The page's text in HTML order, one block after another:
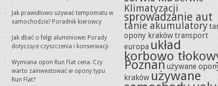
Jak prawidłowo używać tempomatu w
samochodzie? Poradnik kierowcy
Jak dbać o felgi aluminiowe: Porady
dotyczące czyszczenia i konserwacji
Wymiana opon Run Flat cena. Czy
warto zainwestować w opony typu
Run Flat?
Klimatyzacji
sprowadzanie aut
tanie akumulatory
opony krakówtransport
europa układ
korbowo
Poznań używane
kraków używane